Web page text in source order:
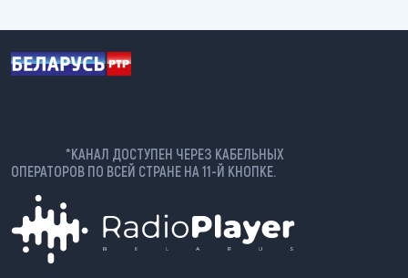
*КАНАЛ ДОСТУПЕН ЧЕРЕЗ КАБЕЛЬНЫХ
ОПЕРАТОРОВ ПО ВСЕЙ СТРАНЕ НА 11-Й КНОПКЕ.